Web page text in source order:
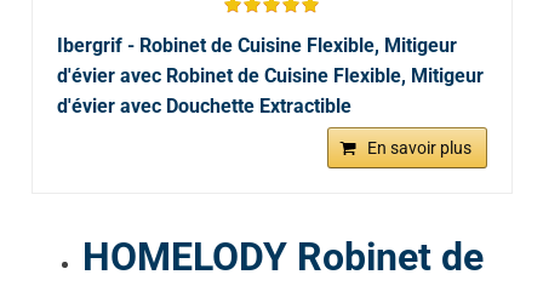
Ibergrif - Robinet de Cuisine Flexible, Mitigeur
d'évier avec Robinet de Cuisine Flexible, Mitigeur
d'évier avec Douchette Extractible
En savoir plus
HOMELODY Robinet de